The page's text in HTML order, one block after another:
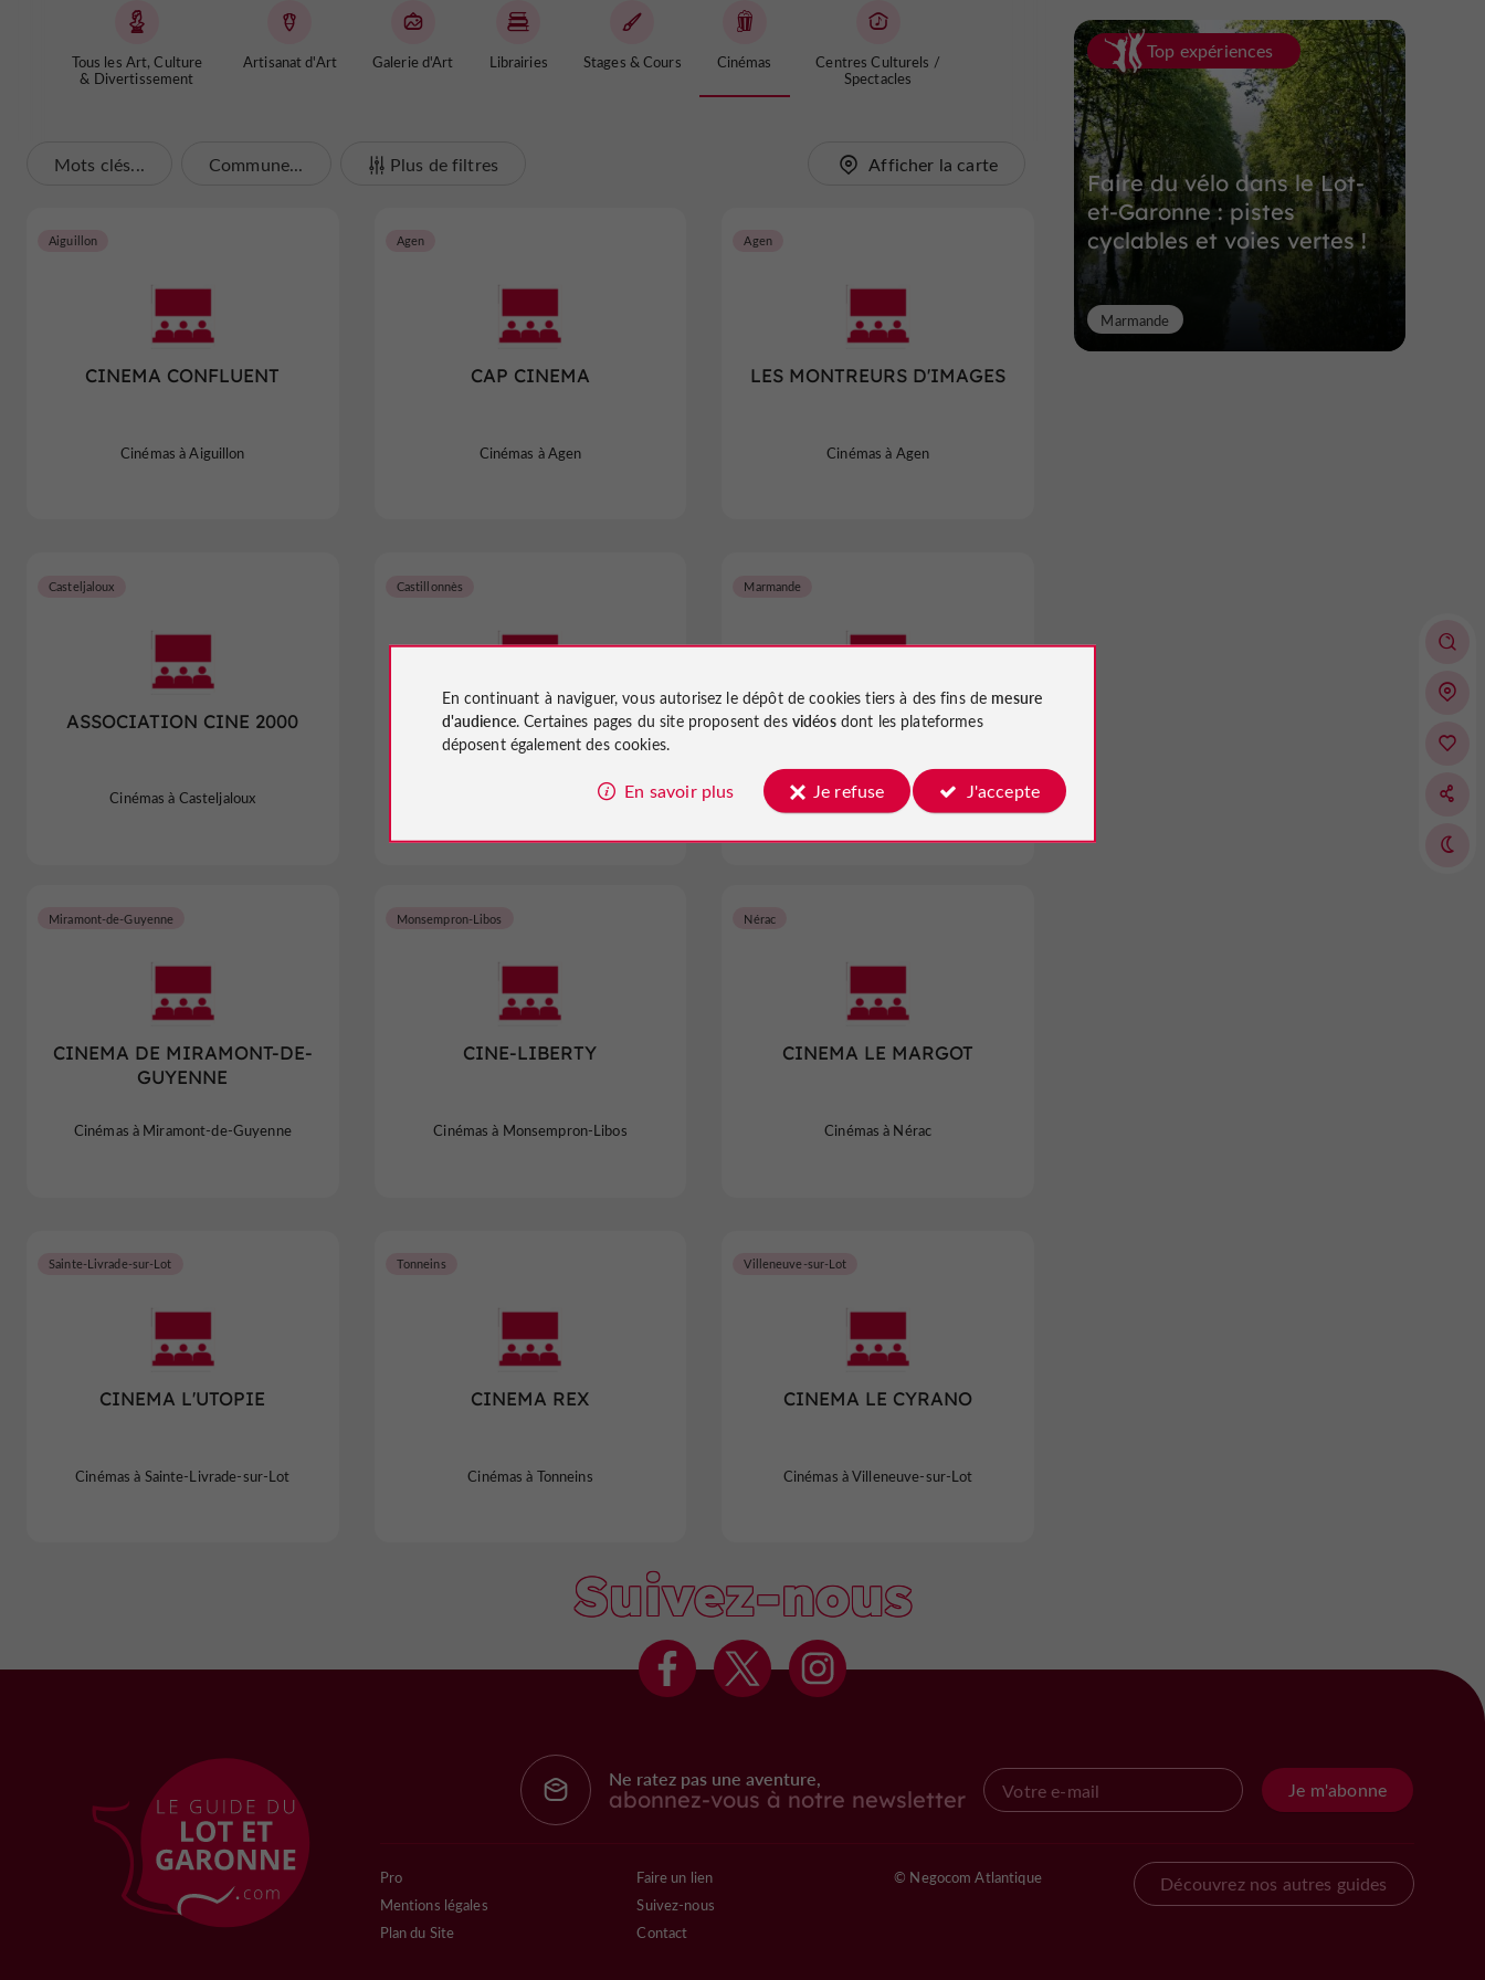
Tous les Art, Culture
& Divertissement
Artisanat d'Art Galerie d'Art Librairies Stages & Cours Cinémas
Centres Culturels /
Spectacles
Mots clés... Commune... Plus de filtres Afficher la carte
CINEMA CONFLUENT
Aiguillon
Cinémas à Aiguillon
CAP CINEMA
Agen
Cinémas à Agen
LES MONTREURS D'IMAGES
Agen
Cinémas à Agen
ASSOCIATION CINE 2000
Casteljaloux
Cinémas à Casteljaloux
CINE 4
Castillonnès
Cinémas à Castillonnès
LE PLAZA
Marmande
Cinémas à Marmande
CINEMA DE MIRAMONT-DE-
GUYENNE
Miramont-de-Guyenne
Cinémas à Miramont-de-Guyenne
CINE-LIBERTY
Monsempron-Libos
Cinémas à Monsempron-Libos
CINEMA LE MARGOT
Nérac
Cinémas à Nérac
CINEMA L'UTOPIE
Sainte-Livrade-sur-Lot
Cinémas à Sainte-Livrade-sur-Lot
CINEMA REX
Tonneins
Cinémas à Tonneins
CINEMA LE CYRANO
Villeneuve-sur-Lot
Cinémas à Villeneuve-sur-Lot
Top expériences
Faire du vélo dans le Lot-
et-Garonne : pistes
cyclables et voies vertes !
Marmande
Suivez-nous
Ne ratez pas une aventure,
abonnez-vous à notre newsletter Je m'abonne
Pro
Mentions légales
Plan du Site
Faire un lien
Suivez-nous
Contact
© Negocom Atlantique Découvrez nos autres guides
En continuant à naviguer, vous autorisez le dépôt de cookies tiers à des fins de mesure
d'audience. Certaines pages du site proposent des vidéosdont les plateformes
déposent également des cookies.
En savoir plus Je refuse J'accepte